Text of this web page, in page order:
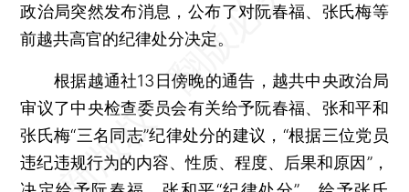
政治局突然发布消息，公布了对阮春福、张氏梅等
前越共高官的纪律处分决定。
根据越通社13日傍晚的通告，越共中央政治局
审议了中央检查委员会有关给予阮春福、张和平和
张氏梅“三名同志”纪律处分的建议，“根据三位党员
违纪违规行为的内容、性质、程度、后果和原因”，